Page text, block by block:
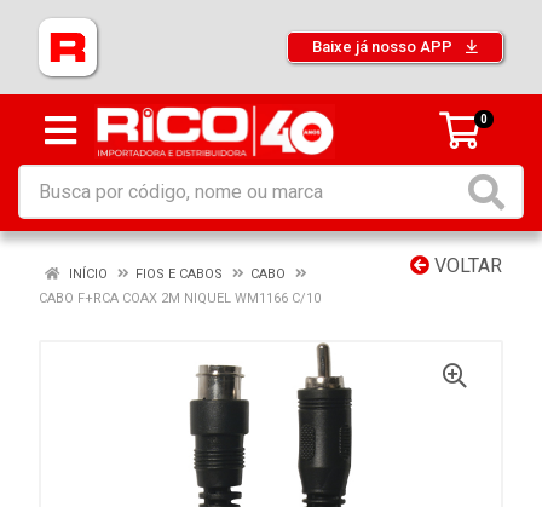
Baixe já nosso APP
0
VOLTAR
INÍCIO FIOS E CABOS
CABO
CABO F+RCA COAX 2M NIQUEL WM1166 C/10